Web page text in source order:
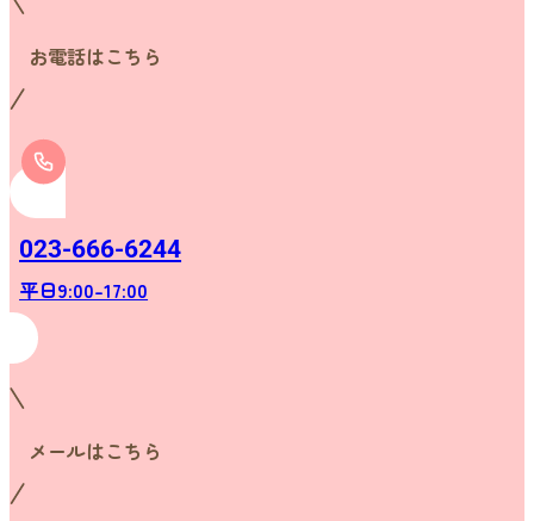
お電話はこちら
023-666-6244
平日9:00-17:00
メールはこちら